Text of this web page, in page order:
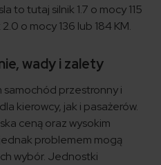
to tutaj silnik 1.7 o mocy 115
o mocy 136 lub 184 KM.
wady i zalety
przestronny i
kierowcy, jak i pasażerów.
ceną oraz wysokim
problemem mogą
wybór. Jednostki